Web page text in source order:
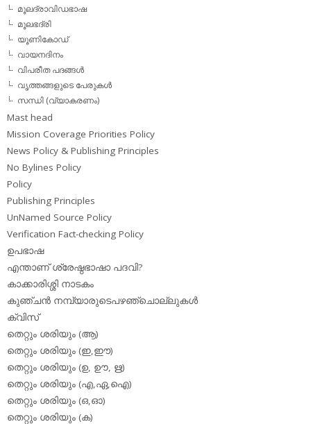
മൂലദ്രാവിഡഭാഷ
മൂലഭദ്രി
യൂണികോഡ്
വായനദിനം
വിപരീത പദങ്ങള്‍
വൃത്തങ്ങളുടെ പേരുകള്‍
സന്ധി (വ്യാകരണം)
Mast head
Mission Coverage Priorities Policy
News Policy & Publishing Principles
No Bylines Policy
Policy
Publishing Principles
UnNamed Source Policy
Verification Fact-checking Policy
ഉപഭാഷ
എന്താണ് ശ്രേഷ്ഠഭാഷാ പദവി?
കാക്കാരിശ്ശി നാടകം
കുഞ്ചന്‍ നമ്പ്യാരുടെപഴഞ്ചൊല്ലുകള്‍
ക്വിസ്
തെറ്റും ശരിയും (ആ)
തെറ്റും ശരിയും (ഇ,ഈ)
തെറ്റും ശരിയും (ഉ, ഊ, ഋ)
തെറ്റും ശരിയും (എ,ഏ,ഐ)
തെറ്റും ശരിയും (ഒ,ഓ)
തെറ്റും ശരിയും (ക)